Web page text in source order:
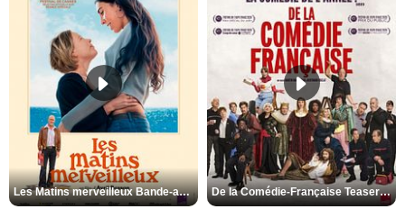
Les Matins merveilleux Bande-annonce VF De la Comédie-Française Teaser VF